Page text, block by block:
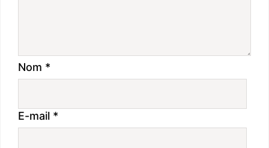
Nom *
E-mail *